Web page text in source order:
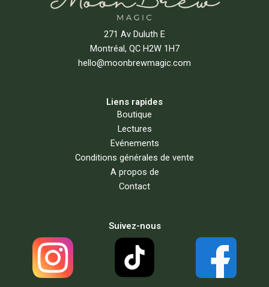
271 Av Duluth E
Montréal, QC H2W 1H7
hello@moonbrewmagic.com
Liens rapides
Boutique
Lectures
Evénements
Conditions générales de vente
A propos de
Contact
Suivez-nous